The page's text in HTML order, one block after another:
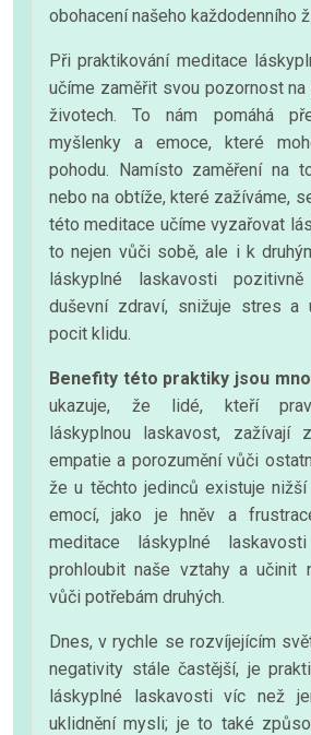
obohacení našeho každodenního
Při praktikování meditace
učíme zaměřit svou pozornost
životech. To nám pomáhá
myšlenky a emoce, které
pohodu. Namísto zaměření na
nebo na obtíže, které zažíváme,
této meditace učíme vyzařovat
to nejen vůči sobě, ale i k
láskyplné laskavosti
duševní zdraví, snižuje stres a
pocit klidu.
Benefity této praktiky jsou
ukazuje, že lidé, kteří
láskyplnou laskavost, zažívají
empatie a porozumění vůči
že u těchto jedinců existuje nižší
emocí, jako je hněv a
meditace láskyplné
prohloubit naše vztahy a učinit
vůči potřebám druhých.
Dnes, v rychle se rozvíjejícím
negativity stále častější, je
láskyplné laskavosti víc než
uklidnění mysli; je to také